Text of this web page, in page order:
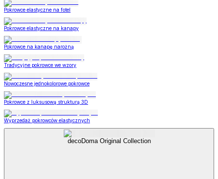
Pokrowce elastyczne na fotel
Pokrowce elastyczne na kanapy
Pokrowce na kanapę narożną
Tradycyjne pokrowce we wzory
Nowoczesne jednokolorowe pokrowce
Pokrowce z luksusową strukturą 3D
Wyprzedaż pokrowców elastycznych
decoDoma Original Collection